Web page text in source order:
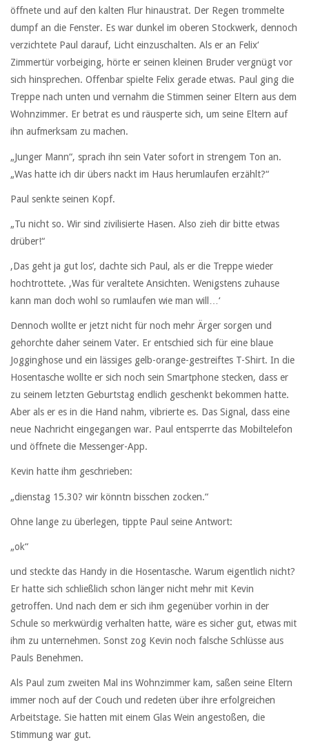
öffnete und auf den kalten Flur hinaustrat. Der Regen trommelte
dumpf an die Fenster. Es war dunkel im oberen Stockwerk, dennoch
verzichtete Paul darauf, Licht einzuschalten. Als er an Felix‘
Zimmertür vorbeiging, hörte er seinen kleinen Bruder vergnügt vor
sich hinsprechen. Offenbar spielte Felix gerade etwas. Paul ging die
Treppe nach unten und vernahm die Stimmen seiner Eltern aus dem
Wohnzimmer. Er betrat es und räusperte sich, um seine Eltern auf
ihn aufmerksam zu machen.
„Junger Mann“, sprach ihn sein Vater sofort in strengem Ton an.
„Was hatte ich dir übers nackt im Haus herumlaufen erzählt?“
Paul senkte seinen Kopf.
„Tu nicht so. Wir sind zivilisierte Hasen. Also zieh dir bitte etwas
drüber!“
‚Das geht ja gut los‘, dachte sich Paul, als er die Treppe wieder
hochtrottete. ‚Was für veraltete Ansichten. Wenigstens zuhause
kann man doch wohl so rumlaufen wie man will…‘
Dennoch wollte er jetzt nicht für noch mehr Ärger sorgen und
gehorchte daher seinem Vater. Er entschied sich für eine blaue
Jogginghose und ein lässiges gelb-orange-gestreiftes T-Shirt. In die
Hosentasche wollte er sich noch sein Smartphone stecken, dass er
zu seinem letzten Geburtstag endlich geschenkt bekommen hatte.
Aber als er es in die Hand nahm, vibrierte es. Das Signal, dass eine
neue Nachricht eingegangen war. Paul entsperrte das Mobiltelefon
und öffnete die Messenger-App.
Kevin hatte ihm geschrieben:
„dienstag 15.30? wir könntn bisschen zocken.“
Ohne lange zu überlegen, tippte Paul seine Antwort:
„ok“
und steckte das Handy in die Hosentasche. Warum eigentlich nicht?
Er hatte sich schließlich schon länger nicht mehr mit Kevin
getroffen. Und nach dem er sich ihm gegenüber vorhin in der
Schule so merkwürdig verhalten hatte, wäre es sicher gut, etwas mit
ihm zu unternehmen. Sonst zog Kevin noch falsche Schlüsse aus
Pauls Benehmen.
Als Paul zum zweiten Mal ins Wohnzimmer kam, saßen seine Eltern
immer noch auf der Couch und redeten über ihre erfolgreichen
Arbeitstage. Sie hatten mit einem Glas Wein angestoßen, die
Stimmung war gut.